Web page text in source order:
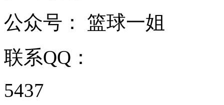
公众号： 篮球一姐
联系QQ：
5437